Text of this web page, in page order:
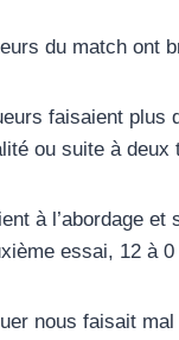
du match ont
faisaient plus
ou suite à
à l’abordage
essai, 12 à 0
nous faisait